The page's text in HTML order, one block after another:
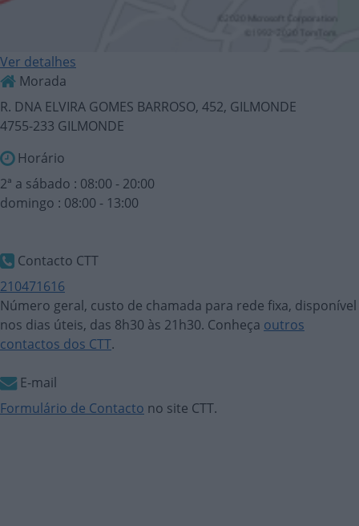
Ver detalhes
Morada
R. DNA ELVIRA GOMES BARROSO, 452, GILMONDE
4755-233 GILMONDE
Horário
2ª a sábado : 08:00 - 20:00
domingo : 08:00 - 13:00
Contacto CTT
210471616
Número geral, custo de chamada para rede fixa, disponível
nos dias úteis, das 8h30 às 21h30. Conheça outros
contactos dos CTT.
E-mail
Formulário de Contacto no site CTT.